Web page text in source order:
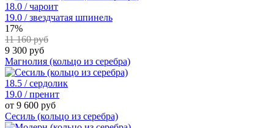
18.0 / чароит
19.0 / звездчатая шпинель
17%
11 160 руб
9 300 руб
Магнолия (кольцо из серебра)
18.5 / сердолик
19.0 / пренит
от 9 600 руб
Сесиль (кольцо из серебра)